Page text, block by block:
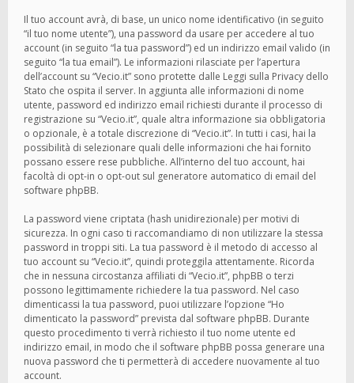
Il tuo account avrà, di base, un unico nome identificativo (in seguito
“il tuo nome utente”), una password da usare per accedere al tuo
account (in seguito “la tua password”) ed un indirizzo email valido (in
seguito “la tua email”). Le informazioni rilasciate per l’apertura
dell’account su “Vecio.it” sono protette dalle Leggi sulla Privacy dello
Stato che ospita il server. In aggiunta alle informazioni di nome
utente, password ed indirizzo email richiesti durante il processo di
registrazione su “Vecio.it”, quale altra informazione sia obbligatoria
o opzionale, è a totale discrezione di “Vecio.it”. In tutti i casi, hai la
possibilità di selezionare quali delle informazioni che hai fornito
possano essere rese pubbliche. All’interno del tuo account, hai
facoltà di opt-in o opt-out sul generatore automatico di email del
software phpBB.
La password viene criptata (hash unidirezionale) per motivi di
sicurezza. In ogni caso ti raccomandiamo di non utilizzare la stessa
password in troppi siti. La tua password è il metodo di accesso al
tuo account su “Vecio.it”, quindi proteggila attentamente. Ricorda
che in nessuna circostanza affiliati di “Vecio.it”, phpBB o terzi
possono legittimamente richiedere la tua password. Nel caso
dimenticassi la tua password, puoi utilizzare l’opzione “Ho
dimenticato la password” prevista dal software phpBB. Durante
questo procedimento ti verrà richiesto il tuo nome utente ed
indirizzo email, in modo che il software phpBB possa generare una
nuova password che ti permetterà di accedere nuovamente al tuo
account.